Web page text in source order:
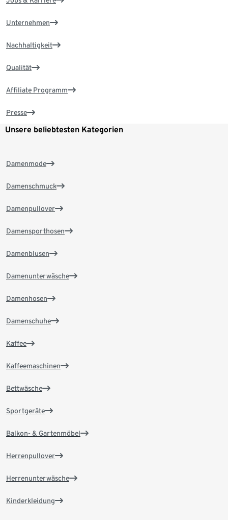
Unternehmen
Nachhaltigkeit
Qualität
Affiliate Programm
Presse
Unsere beliebtesten Kategorien
Damenmode
Damenschmuck
Damenpullover
Damensporthosen
Damenblusen
Damenunterwäsche
Damenhosen
Damenschuhe
Kaffee
Kaffeemaschinen
Bettwäsche
Sportgeräte
Balkon- & Gartenmöbel
Herrenpullover
Herrenunterwäsche
Kinderkleidung